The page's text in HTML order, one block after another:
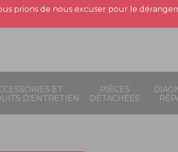
prions de nous excuser pour le
ET
D'ENTRETIEN
PIÈCES
DÉTACHÉES